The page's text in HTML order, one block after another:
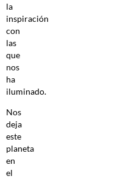
la
inspiración
con
las
que
nos
ha
iluminado.
Nos
deja
este
planeta
en
el